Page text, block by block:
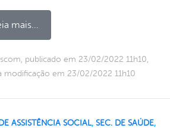
mais...
publicado em 23/02/2022 11h10,
modificação em 23/02/2022 11h10
ASSISTÊNCIA SOCIAL, SEC. DE SAÚDE,